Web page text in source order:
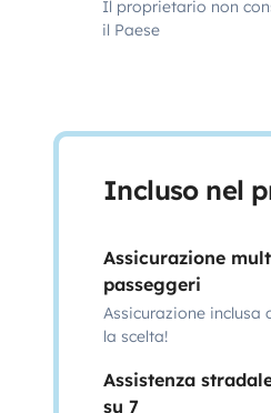
Il proprietario non
il Paese
Incluso nel
Assicurazione
passeggeri
Assicurazione
la scelta!
Assistenza
su 7